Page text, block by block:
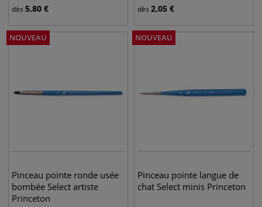
dès 5,80 € dès 2,05 €
NOUVEAU
Pinceau pointe ronde usée
bombée Select artiste
Princeton
NOUVEAU
Pinceau pointe langue de
chat Select minis Princeton